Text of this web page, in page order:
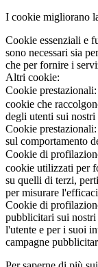
I cookie migliorano
Cookie essenziali e
sono necessari sia
che per fornire i
Altri cookie:
Cookie prestazionali:
cookie che
degli utenti sui
Cookie prestazionali:
sul comportamento
Cookie di
cookie utilizzati per
su quelli di terzi,
per misurare
Cookie di
pubblicitari sui
l'utente e per i suoi
campagne